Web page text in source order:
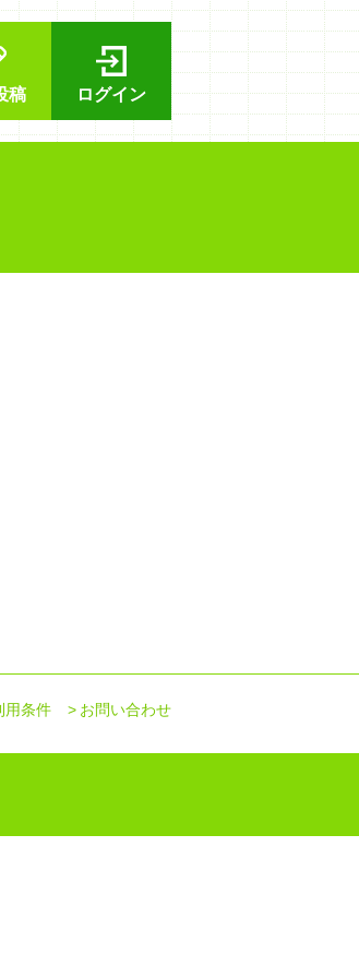
ログイン
稿
お問い合わせ
用条件